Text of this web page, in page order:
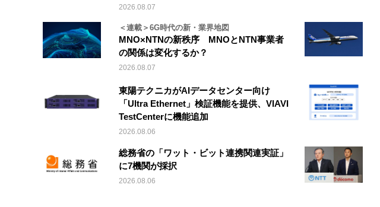
2026.08.07
＜連載＞6G時代の新・業界地図
MNO×NTNの新秩序 MNOとNTN事業者
の関係は変化するか？
2026.08.07
東陽テクニカがAIデータセンター向け
「Ultra Ethernet」検証機能を提供、VIAVI
TestCenterに機能追加
2026.08.06
総務省の「ワット・ビット連携関連実証」
に7機関が採択
2026.08.06